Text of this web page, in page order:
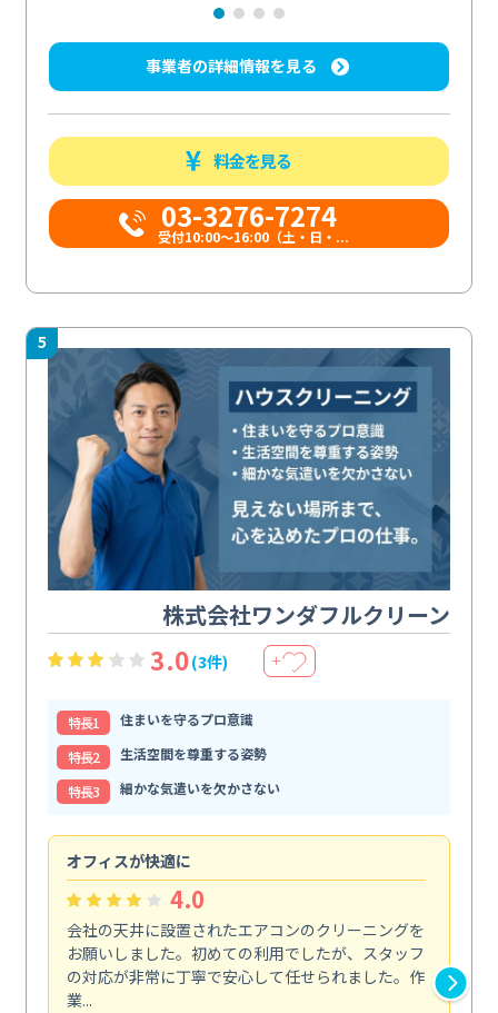
事業者の詳細情報を見る
料金を見る
03-3276-7274
受付10:00〜16:00（土・日・...
5
株式会社ワンダフルクリーン
3.0(3件) ＋
特⻑1
住まいを守るプロ意識
特⻑2
生活空間を尊重する姿勢
特⻑3
細かな気遣いを欠かさない
オフィスが快適に
4.0
会社の天井に設置されたエアコンのクリーニングを
お願いしました。初めての利用でしたが、スタッフ
の対応が非常に丁寧で安心して任せられました。作
業...